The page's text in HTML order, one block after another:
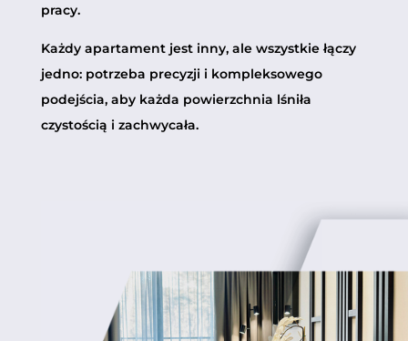
pracy.
Każdy apartament jest inny, ale wszystkie łączy
jedno: potrzeba precyzji i kompleksowego
podejścia, aby każda powierzchnia lśniła
czystością i zachwycała.